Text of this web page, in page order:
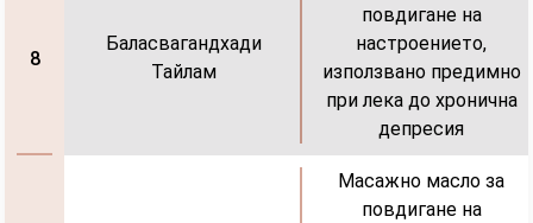
8
Баласвагандхади
Тайлам
повдигане на
настроението,
използвано предимно
при лека до хронична
депресия
Масажно масло за
повдигане на